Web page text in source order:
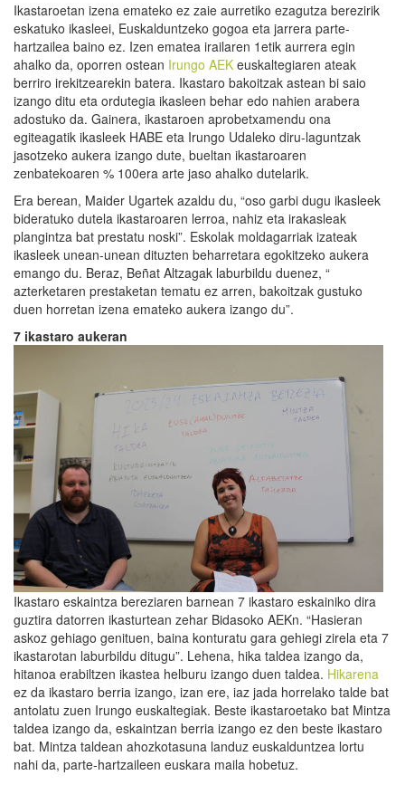
Ikastaroetan izena emateko ez zaie aurretiko ezagutza berezirik
eskatuko ikasleei, Euskalduntzeko gogoa eta jarrera parte-
hartzailea baino ez. Izen ematea irailaren 1etik aurrera egin
ahalko da, oporren ostean Irungo AEK euskaltegiaren ateak
berriro irekitzearekin batera. Ikastaro bakoitzak astean bi saio
izango ditu eta ordutegia ikasleen behar edo nahien arabera
adostuko da. Gainera, ikastaroen aprobetxamendu ona
egiteagatik ikasleek HABE eta Irungo Udaleko diru-laguntzak
jasotzeko aukera izango dute, bueltan ikastaroaren
zenbatekoaren % 100era arte jaso ahalko dutelarik.
Era berean, Maider Ugartek azaldu du, “oso garbi dugu ikasleek
bideratuko dutela ikastaroaren lerroa, nahiz eta irakasleak
plangintza bat prestatu noski”. Eskolak moldagarriak izateak
ikasleek unean-unean dituzten beharretara egokitzeko aukera
emango du. Beraz, Beñat Altzagak laburbildu duenez, “
azterketaren prestaketan tematu ez arren, bakoitzak gustuko
duen horretan izena emateko aukera izango du”.
7 ikastaro aukeran
Ikastaro eskaintza bereziaren barnean 7 ikastaro eskainiko dira
guztira datorren ikasturtean zehar Bidasoko AEKn. “Hasieran
askoz gehiago genituen, baina konturatu gara gehiegi zirela eta 7
ikastarotan laburbildu ditugu”. Lehena, hika taldea izango da,
hitanoa erabiltzen ikastea helburu izango duen taldea. Hikarena
ez da ikastaro berria izango, izan ere, iaz jada horrelako talde bat
antolatu zuen Irungo euskaltegiak. Beste ikastaroetako bat Mintza
taldea izango da, eskaintzan berria izango ez den beste ikastaro
bat. Mintza taldean ahozkotasuna landuz euskalduntzea lortu
nahi da, parte-hartzaileen euskara maila hobetuz.